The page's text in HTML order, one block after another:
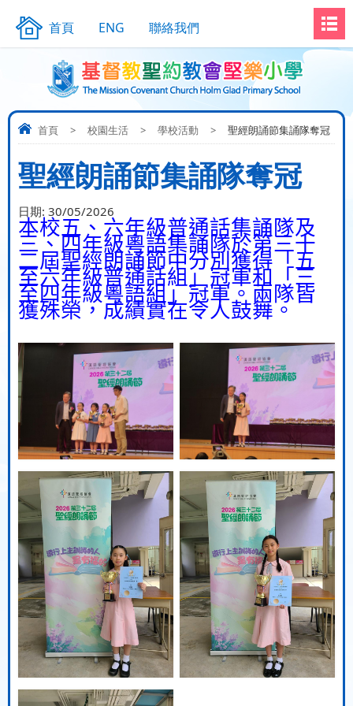
首頁 ENG 聯絡我們
首頁 > 校園生活 > 學校活動 > 聖經朗誦節集誦隊奪冠
聖經朗誦節集誦隊奪冠
日期: 30/05/2026
本校五、六年級普通話集誦隊及
三、四年級粵語集誦隊於第三十
二屆聖經朗誦節中分別獲得 「五
至六年級普通話組 」 冠軍和 「三
至四年級粵語組」冠軍 。 兩隊皆
獲殊榮，成績實在令人鼓舞。